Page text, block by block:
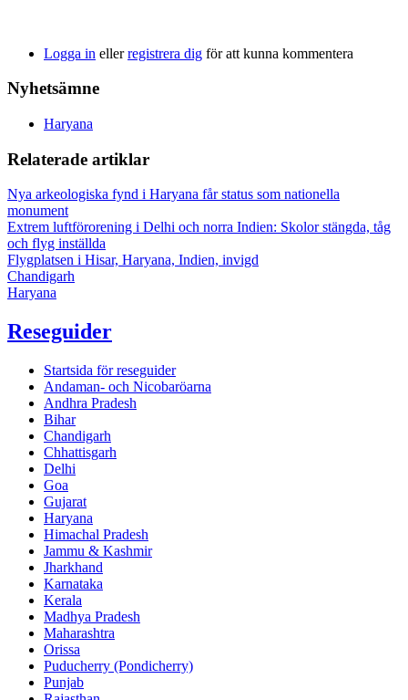
Logga in ellerregistrera dig för att kunna kommentera
Nyhetsämne
Haryana
Relaterade artiklar
Nya arkeologiska fynd i Haryana får status som nationella
monument
Extrem luftförorening i Delhi och norra Indien: Skolor stängda, tåg
och flyg inställda
Flygplatsen i Hisar, Haryana, Indien, invigd
Chandigarh
Haryana
Reseguider
Startsida för reseguider
Andaman- och Nicobaröarna
Andhra Pradesh
Bihar
Chandigarh
Chhattisgarh
Delhi
Goa
Gujarat
Haryana
Himachal Pradesh
Jammu & Kashmir
Jharkhand
Karnataka
Kerala
Madhya Pradesh
Maharashtra
Orissa
Puducherry (Pondicherry)
Punjab